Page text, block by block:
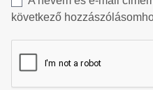
következő